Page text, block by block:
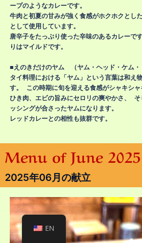
ープのようなカレーです。
牛肉と初夏の甘みが強く食感がホクホクとし
として使用しています。
唐辛子をたっぷり使った辛味のあるカレーで
りはマイルドです。
■えのきだけのヤム （ヤム・ヘッド・ケム・
タイ料理における「ヤム」という言葉は和え
す。 この時期に旬を迎える食感がシャキシャ
ひき肉、エビの旨みにセロリの爽やかさ、
ッシングが合さったヤムになります。
レッドカレーとの相性も抜群です。
Menu of June 2025
2025年06月の献立
EN